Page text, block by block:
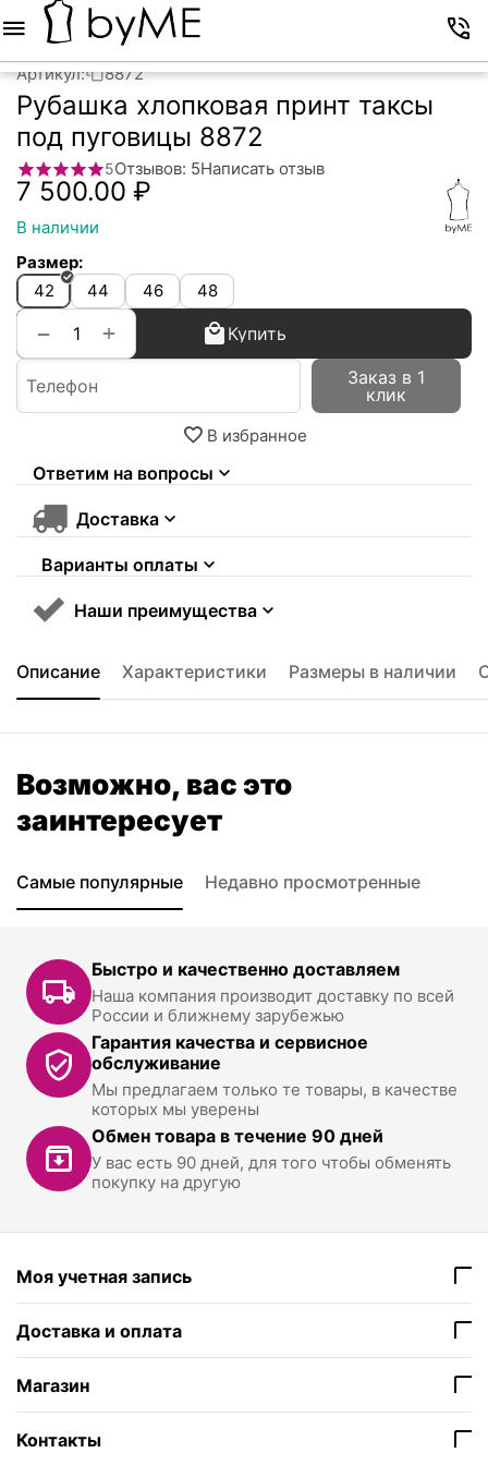
Артикул: 8872
Рубашка хлопковая принт таксы
под пуговицы 8872
5Отзывов: 5Написать отзыв
7 500.00 ₽
В наличии
Размер:
42
44 46 48
+
−
Купить
Заказ в 1
клик
В избранное
Ответим на вопросы
Доставка
Варианты оплаты
Наши преимущества
Описание Характеристики Размеры в наличии
Возможно, вас это
заинтересует
Самые популярные Недавно просмотренные
Быстро и качественно доставляем
Наша компания производит доставку по всей
России и ближнему зарубежью
Гарантия качества и сервисное
обслуживание
Мы предлагаем только те товары, в качестве
которых мы уверены
Обмен товара в течение 90 дней
У вас есть 90 дней, для того чтобы обменять
покупку на другую
Моя учетная запись
Доставка и оплата
Магазин
Контакты
Меню Корзина Контакты